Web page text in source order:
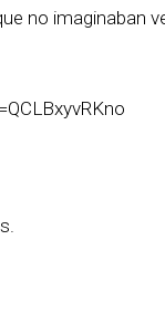
no imaginaban